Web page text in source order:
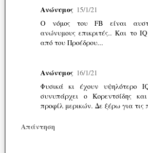
Ανώνυμος 15/1/21
Ο νόμος του FB είναι
ανώνυμους επικριτές.. Και το
από του Προέδρου...
Ανώνυμος 16/1/21
Φυσικά κι έχουν υψηλότερο
συνυπάρχει ο Κορεντσίδης
προφίλ μερικών. Δε ξέρω για τις
Απάντηση